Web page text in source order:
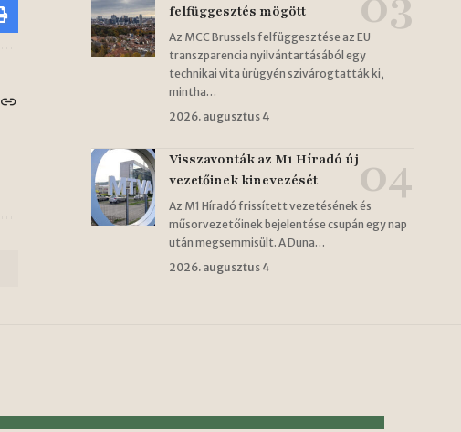
felfüggesztés mögött
Az MCC Brussels felfüggesztése az EU
transzparencia nyilvántartásából egy
technikai vita ürügyén szivárogtatták ki,
mintha…
2026. augusztus 4
Visszavonták az M1 Híradó új
vezetőinek kinevezését
Az M1 Híradó frissített vezetésének és
műsorvezetőinek bejelentése csupán egy nap
után megsemmisült. A Duna…
2026. augusztus 4